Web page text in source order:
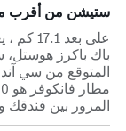
ستيشن من أقرب
على
باك باكرز
المتوقع من سي
المرور بين فندقك